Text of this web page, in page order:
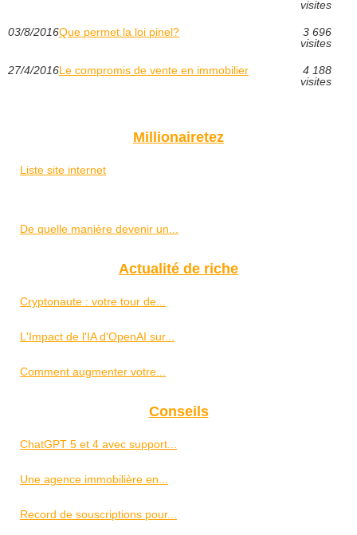
visites
03/8/2016Que permet la loi pinel?
3 696
visites
27/4/2016Le compromis de vente en immobilier
4 188
visites
Millionairetez
Liste site internet
De quelle manière devenir un...
Actualité de riche
Cryptonaute : votre tour de...
L'Impact de l'IA d'OpenAI sur...
Comment augmenter votre...
Conseils
ChatGPT 5 et 4 avec support...
Une agence immobilière en...
Record de souscriptions pour...